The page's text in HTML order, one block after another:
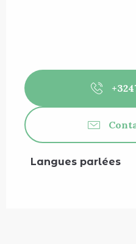
Langues parlées
Langues parlées